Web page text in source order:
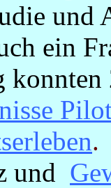
und
ein
.
und